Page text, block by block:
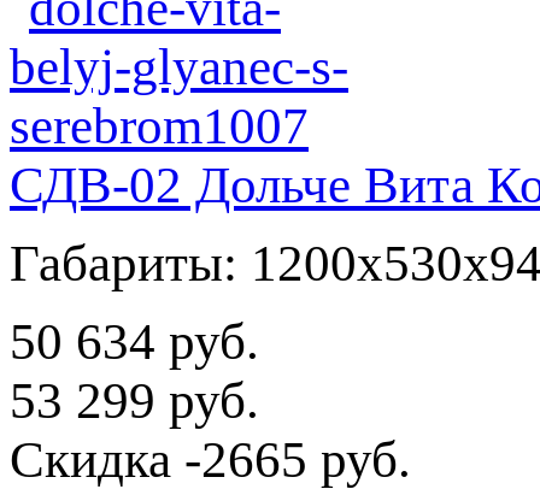
СДВ-02 Дольче Вита
Габариты:
50 634 руб.
53 299 руб.
Скидка -2665 руб.